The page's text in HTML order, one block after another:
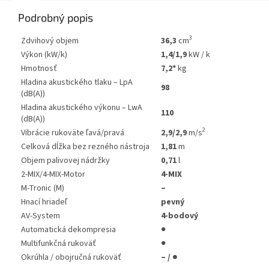
Podrobný popis
Zdvihový objem 36,3 cm3
Výkon (kW/k) 1,4/1,9kW / k
Hmotnosť
7,2*kg
Hladina akustického tlaku – LpA
(dB(A))
98
Hladina akustického výkonu – LwA
(dB(A))
110
Vibrácie rukoväte ľavá/pravá
2,9/2,9m/s2
Celková dĺžka bez rezného nástroja 1,81m
Objem palivovej nádržky
0,71l
2-MIX/4-MIX-Motor
4-MIX
M-Tronic (M)
–
Hnací hriadeľ
pevný
AV-System
4-bodový
Automatická dekompresia
●
Multifunkčná rukoväť
●
Okrúhla / obojručná rukoväť
– / ●